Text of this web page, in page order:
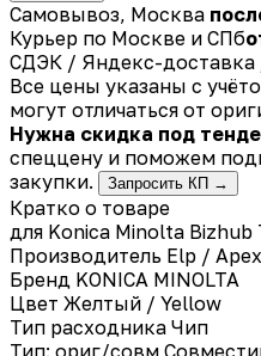
Самовывоз, Москва
Курьер по Москве и СПб
СДЭК / Яндекс-доставка
Все цены указаны с
могут отличаться от
Нужна скидка под
спеццену и поможем
закупки.
Запросить КП →
Кратко о товаре
для Konica Minolta Bizhub
Производитель Elp /
Бренд KONICA MINOLTA
Цвет Желтый / Yellow
Тип расходника Чип
Тип: ориг/совм